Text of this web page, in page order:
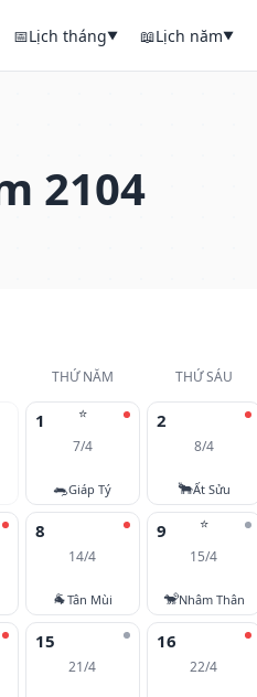
📅Lịch tháng▼ 📖Lịch năm▼
2104
THỨ NĂM THỨ SÁU
⭐
1
7/4
🐀Giáp Tý
2
8/4
🐂Ất Sửu
8
14/4
🐐Tân Mùi
⭐
9
15/4
🐒Nhâm Thân
15
21/4
16
22/4